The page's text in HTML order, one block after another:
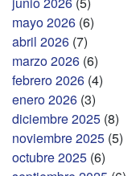
mayo 2026 (6)
abril 2026 (7)
marzo 2026 (6)
febrero 2026 (4)
enero 2026 (3)
diciembre 2025 (8)
noviembre 2025 (5)
octubre 2025 (6)